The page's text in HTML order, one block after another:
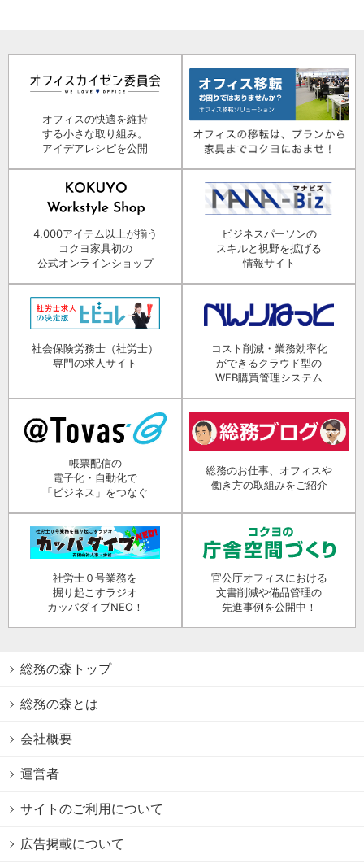
オフィスの快適を維持
する小さな取り組み。
アイデアレシピを公開
4,000アイテム以上が揃う
コクヨ家具初の
公式オンラインショップ
ビジネスパーソンの
スキルと視野を拡げる
情報サイト
社会保険労務士（社労士）
専門の求人サイト
コスト削減・業務効率化
ができるクラウド型の
WEB購買管理システム
帳票配信の
電子化・自動化で
「ビジネス」をつなぐ
総務のお仕事、オフィスや
働き方の取組みをご紹介
社労士０号業務を
掘り起こすラジオ
カッパダイブNEO！
官公庁オフィスにおける
文書削減や備品管理の
先進事例を公開中！
総務の森トップ
総務の森とは
会社概要
運営者
サイトのご利用について
広告掲載について